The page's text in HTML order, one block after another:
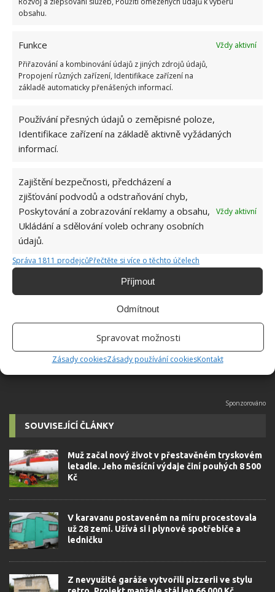
obsahu.
Funkce
Vždy aktivní
Přiřazování a kombinování údajů z jiných zdrojů údajů,
Propojení různých zařízení, Identifikace zařízení na
základě automaticky přenášených informací.
Používání přesných údajů o zeměpisné poloze,
Identifikace zařízení na základě aktivně vyžádaných
informací.
Zajištění bezpečnosti, předcházení a
zjišťování podvodů a odstraňování chyb,
Poskytování a zobrazování reklamy a obsahu,
Ukládání a sdělování voleb ochrany osobních
údajů.
Vždy aktivní
Správa 1811 prodejcůPřečtěte si více o těchto účelech
Příjmout
Odmítnout
Spravovat možnosti
Zásady cookiesZásady používání cookiesKontakt
PŘESTAVBA SKLEPENÍ
Jiří Kolář
Absolvent České zemědělské
velkým kutilem. V podstatě vše, co je
možné najít v j...[Více o autorovi]
SOUVISEJÍCÍ ČLÁNKY
Muž začal nový život v přestavěném tryskovém
letadle. Jeho měsíční výdaje činí pouhých 8 500
Kč
V karavanu postaveném na míru procestovala
už 28 zemí. Užívá si i plynové spotřebiče a
ledničku
Z nevyužité garáže vytvořili pizzerii ve stylu